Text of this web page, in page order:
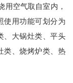
用空气取自室内，
使用功能可划分为
、大锅灶类、平头
类、烧烤炉类、热